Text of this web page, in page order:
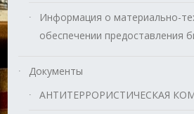
Информация о материально-
обеспечении предоставления
Документы
АНТИТЕРРОРИСТИЧЕСКАЯ